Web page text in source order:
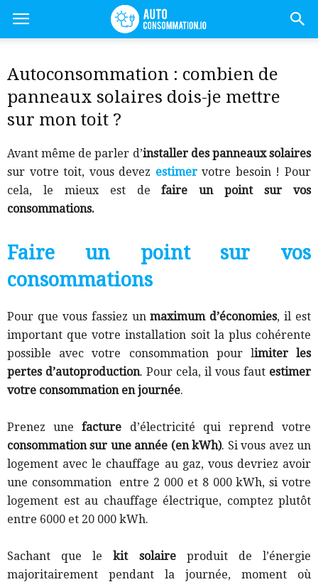
Autoconsommation : combien de
panneaux solaires dois-je mettre
sur mon toit ?
Avant même de parler d’installer des panneaux solaires
sur votre toit, vous devez estimer votre besoin ! Pour
cela, le mieux est defaire un point sur vos
consommations.
Faire un point sur vos
consommations
Pour que vous fassiez unmaximum d’économies, il est
important que votre installation soit la plus cohérente
possible avec votre consommation pour limiter les
pertes d’autoproduction. Pour cela, il vous faut estimer
votre consommation en journée.
Prenez unefacture d’électricité qui reprend votre
consommation sur une année (en kWh). Si vous avez un
logement avec le chauffage au gaz, vous devriez avoir
une consommation entre 2 000 et 8 000 kWh, si votre
logement est au chauffage électrique, comptez plutôt
entre 6000 et 20 000 kWh.
Sachant que lekit solaireproduit de l’énergie
majoritairement pendant la journée, moment où